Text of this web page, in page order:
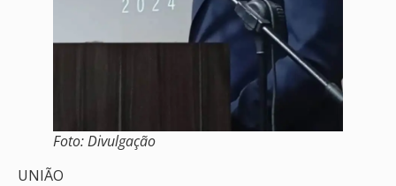
Foto: Divulgação
UNIÃO